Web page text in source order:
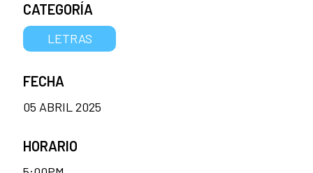
CATEGORÍA
LETRAS
FECHA
05 ABRIL 2025
HORARIO